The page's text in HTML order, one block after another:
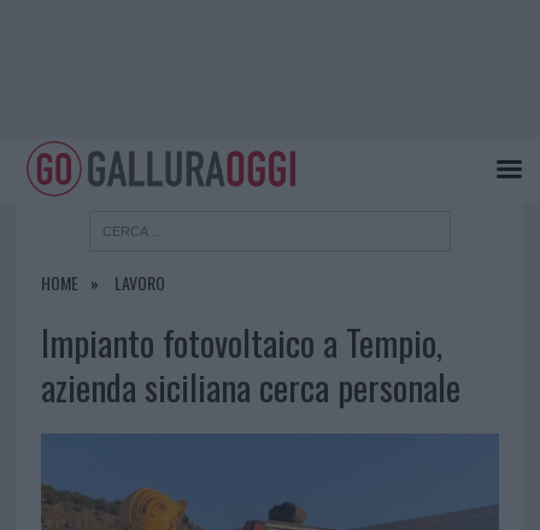
HOME LAVORO
Impianto fotovoltaico a Tempio,
azienda siciliana cerca personale